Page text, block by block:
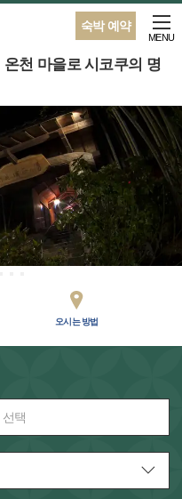
숙박 예약
천 마을로 시코쿠의 명
MENU
오시는 방법
택